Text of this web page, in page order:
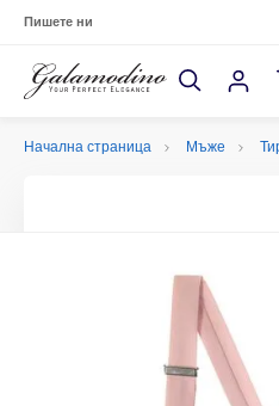
Пишете ни
Начална страница Мъже